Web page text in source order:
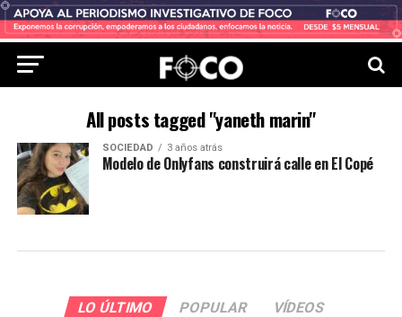
All posts tagged "yaneth marin"
SOCIEDAD 3 años atrás
Modelo de Onlyfans construirá calle en El Copé
LO ÚLTIMO POPULAR VÍDEOS